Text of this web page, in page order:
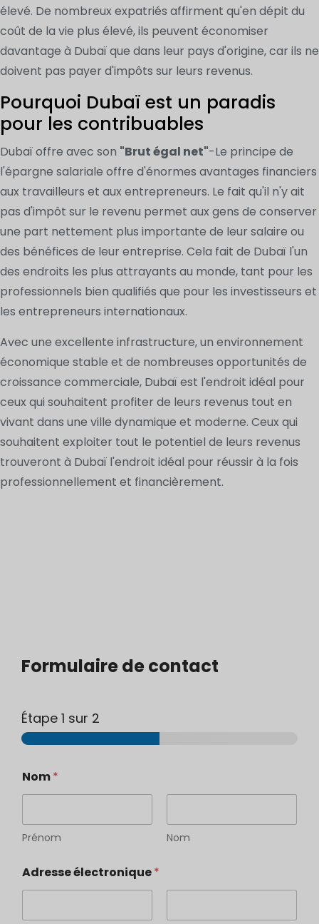
élevé. De nombreux expatriés affirment qu'en dépit du
coût de la vie plus élevé, ils peuvent économiser
davantage à Dubaï que dans leur pays d'origine, car ils ne
doivent pas payer d'impôts sur leurs revenus.
Pourquoi Dubaï est un paradis
pour les contribuables
Dubaï offre avec son "Brut égal net"-Le principe de
l'épargne salariale offre d'énormes avantages financiers
aux travailleurs et aux entrepreneurs. Le fait qu'il n'y ait
pas d'impôt sur le revenu permet aux gens de conserver
une part nettement plus importante de leur salaire ou
des bénéfices de leur entreprise. Cela fait de Dubaï l'un
des endroits les plus attrayants au monde, tant pour les
professionnels bien qualifiés que pour les investisseurs et
les entrepreneurs internationaux.
Avec une excellente infrastructure, un environnement
économique stable et de nombreuses opportunités de
croissance commerciale, Dubaï est l'endroit idéal pour
ceux qui souhaitent profiter de leurs revenus tout en
vivant dans une ville dynamique et moderne. Ceux qui
souhaitent exploiter tout le potentiel de leurs revenus
trouveront à Dubaï l'endroit idéal pour réussir à la fois
professionnellement et financièrement.
Formulaire de contact
Étape 1 sur 2
Nom*
Prénom Nom
Adresse électronique*